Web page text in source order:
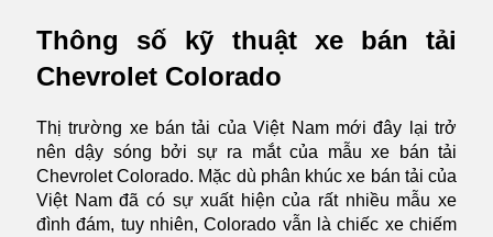
SỐ
BÁN
TẢI
CHEVROLET
COLORADO
Thông số kỹ thuật xe bán tải
Chevrolet Colorado
Thị trường xe bán tải của Việt Nam mới đây lại trở
nên dậy sóng bởi sự ra mắt của mẫu xe bán tải
Chevrolet Colorado. Mặc dù phân khúc xe bán tải của
Việt Nam đã có sự xuất hiện của rất nhiều mẫu xe
đình đám, tuy nhiên, Colorado vẫn là chiếc xe chiếm